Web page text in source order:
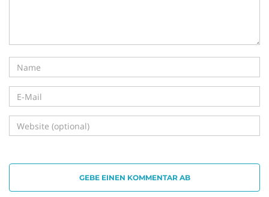
a
t
i
GEBE EINEN KOMMENTAR AB